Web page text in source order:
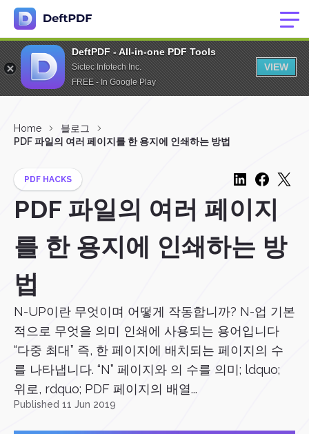
DeftPDF - All-in-one PDF Tools
Sictec Infotech Inc.
FREE - In Google Play
VIEW
Home
블로그
PDF 파일의 여러 페이지를 한 용지에 인쇄하는 방법
PDF HACKS
PDF 파일의 여러 페이지
를 한 용지에 인쇄하는 방
법
N-UP이란 무엇이며 어떻게 작동합니까? N-업 기본
적으로 무엇을 의미 인쇄에 사용되는 용어입니다
“다중 최대” 즉, 한 페이지에 배치되는 페이지의 수
를 나타냅니다. “N” 페이지와 의 수를 의미; ldquo;
위로, rdquo; PDF 페이지의 배열...
Published 11 Jun 2019